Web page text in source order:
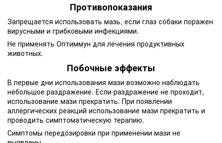
Противопоказания
Запрещается использовать мазь, если глаз собаки поражен
вирусными и грибковыми инфекциями.
Не применять Оптиммун для лечения продуктивных
животных.
Побочные эффекты
В первые дни использования мази возможно наблюдать
небольшое раздражение. Если раздражение не проходит,
использование мази прекратить. При появлении
аллергических реакций использование мази прекратить и
проводить симптоматическую терапию.
Симптомы передозировки при применении мази не